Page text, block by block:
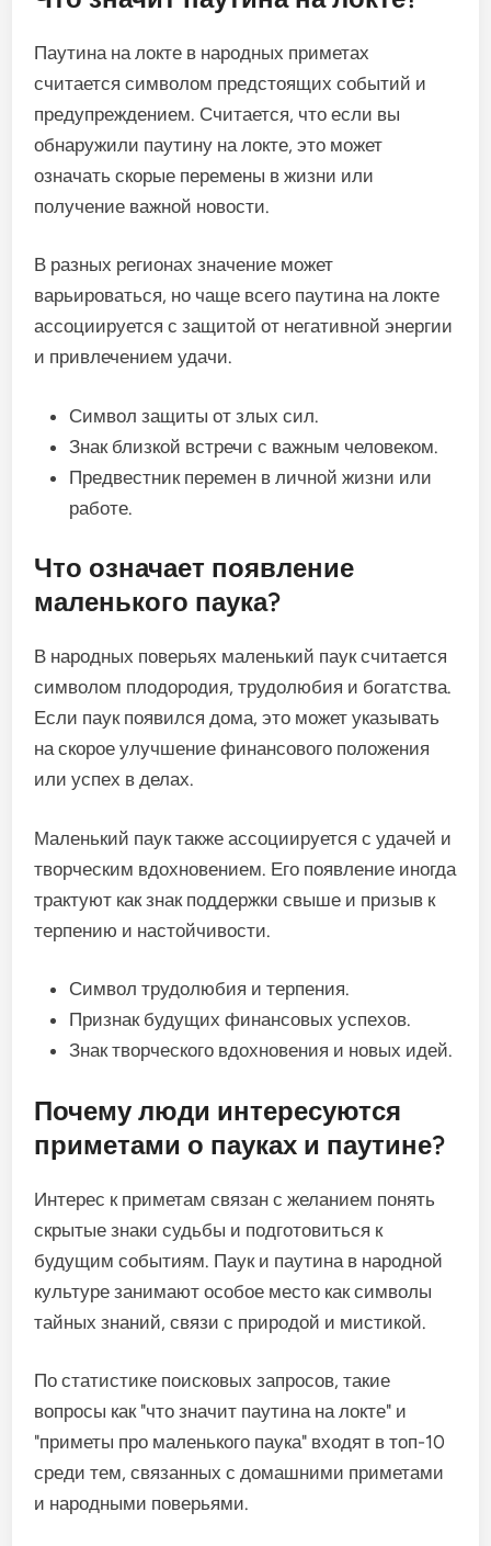
Паутина на локте в народных приметах
считается символом предстоящих событий и
предупреждением. Считается, что если вы
обнаружили паутину на локте, это может
означать скорые перемены в жизни или
получение важной новости.
В разных регионах значение может
варьироваться, но чаще всего паутина на локте
ассоциируется с защитой от негативной энергии
и привлечением удачи.
Символ защиты от злых сил.
Знак близкой встречи с важным человеком.
Предвестник перемен в личной жизни или
работе.
Что означает появление
маленького паука?
В народных поверьях маленький паук считается
символом плодородия, трудолюбия и богатства.
Если паук появился дома, это может указывать
на скорое улучшение финансового положения
или успех в делах.
Маленький паук также ассоциируется с удачей и
творческим вдохновением. Его появление иногда
трактуют как знак поддержки свыше и призыв к
терпению и настойчивости.
Символ трудолюбия и терпения.
Признак будущих финансовых успехов.
Знак творческого вдохновения и новых идей.
Почему люди интересуются
приметами о пауках и паутине?
Интерес к приметам связан с желанием понять
скрытые знаки судьбы и подготовиться к
будущим событиям. Паук и паутина в народной
культуре занимают особое место как символы
тайных знаний, связи с природой и мистикой.
По статистике поисковых запросов, такие
вопросы как "что значит паутина на локте" и
"приметы про маленького паука" входят в топ-10
среди тем, связанных с домашними приметами
и народными поверьями.